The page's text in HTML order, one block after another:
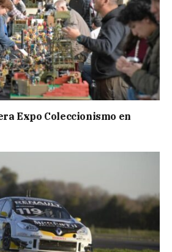
Expo Coleccionismo en